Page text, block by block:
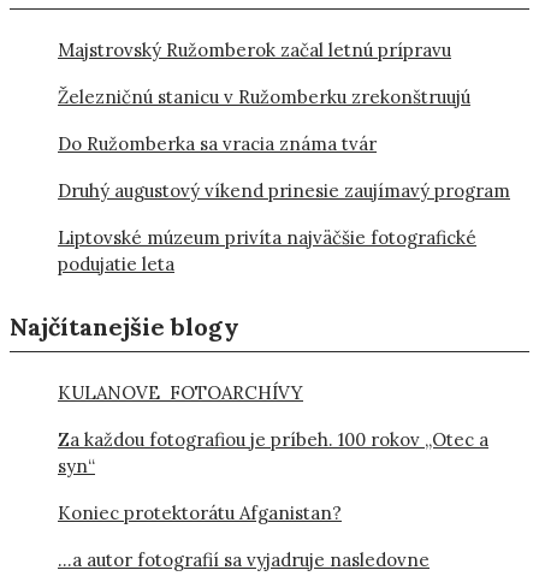
Majstrovský Ružomberok začal letnú prípravu
Železničnú stanicu v Ružomberku zrekonštruujú
Do Ružomberka sa vracia známa tvár
Druhý augustový víkend prinesie zaujímavý program
Liptovské múzeum privíta najväčšie fotografické
podujatie leta
Najčítanejšie blogy
KULANOVE FOTOARCHÍVY
Za každou fotografiou je príbeh. 100 rokov „Otec a
syn“
Koniec protektorátu Afganistan?
…a autor fotografií sa vyjadruje nasledovne